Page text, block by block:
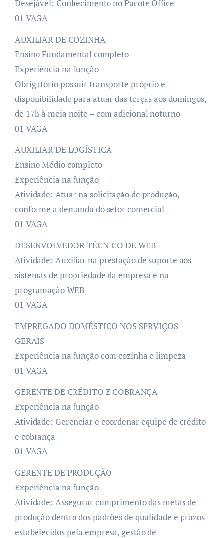
Desejável: Conhecimento no Pacote Office
01 VAGA
AUXILIAR DE COZINHA
Ensino Fundamental completo
Experiência na função
Obrigatório possuir transporte próprio e
disponibilidade para atuar das terças aos domingos,
de 17h à meia noite – com adicional noturno
01 VAGA
AUXILIAR DE LOGÍSTICA
Ensino Médio completo
Experiência na função
Atividade: Atuar na solicitação de produção,
conforme a demanda do setor comercial
01 VAGA
DESENVOLVEDOR TÉCNICO DE WEB
Atividade: Auxiliar na prestação de suporte aos
sistemas de propriedade da empresa e na
programação WEB
01 VAGA
EMPREGADO DOMÉSTICO NOS SERVIÇOS
GERAIS
Experiência na função com cozinha e limpeza
01 VAGA
GERENTE DE CRÉDITO E COBRANÇA
Experiência na função
Atividade: Gerenciar e coordenar equipe de crédito
e cobrança
01 VAGA
GERENTE DE PRODUÇÃO
Experiência na função
Atividade: Assegurar cumprimento das metas de
produção dentro dos padrões de qualidade e prazos
estabelecidos pela empresa, gestão de